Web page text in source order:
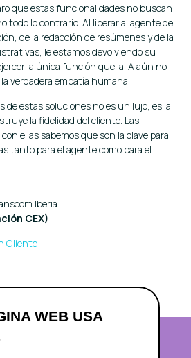
WEB USA
que estas funcionalidades no buscan
todo lo contrario. Al liberar al agente de
de la redacción de resúmenes y de la
le estamos devolviendo su
la única función que la IA aún no
verdadera empatía humana.
de estas soluciones no es un lujo, es la
la fidelidad del cliente. Las
ellas sabemos que son la clave para
tanto para el agente como para el
Iberia
CEX)
Cliente